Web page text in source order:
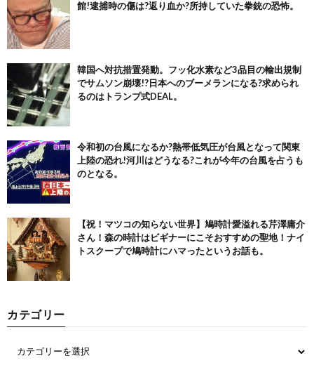
館!逮捕時の傷は?返り血か?所持していた拳銃の恐怖。
韓国へ対抗措置発動。フッ化水素など3品目の輸出規制
でサムソン崩壊!?日本へのブーメランになる?求められ
るのはトランプ式DEAL。
令和初の台風になるか?熱帯低気圧が台風となって関東
上陸の恐れ!河川はどうなる?これが今年の台風を占うも
のとなる。
【祝！マツコの知らない世界】鳩時計愛溢れる芹澤庸介
さん！森の時計はビギナーにこそおすすめの聖地！ナイ
トスクープで鳩時計にハマったというお話も。
カテゴリー